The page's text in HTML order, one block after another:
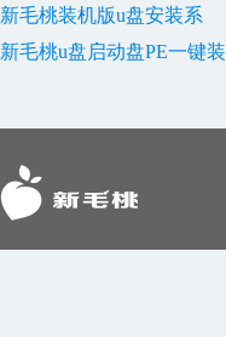
新毛桃装机版u盘安装系
新毛桃u盘启动盘PE一键装